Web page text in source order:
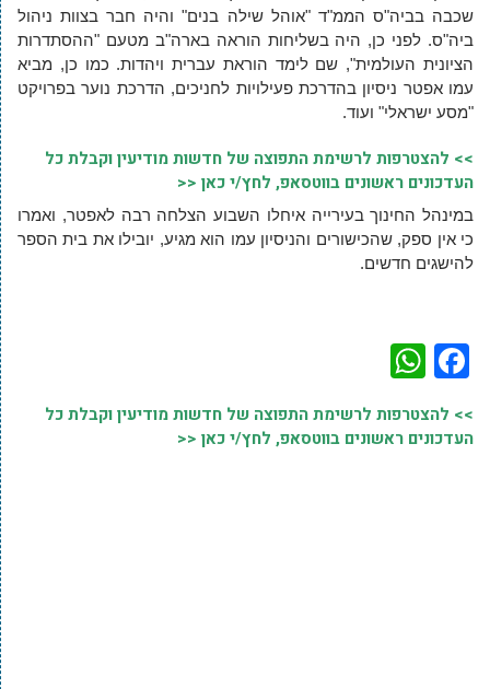
שכבה בביה"ס הממ"ד "אוהל שילה בנים" והיה חבר בצוות ניהול
ביה"ס. לפני כן, היה בשליחות הוראה בארה"ב מטעם "ההסתדרות
הציונית העולמית", שם לימד הוראת עברית ויהדות. כמו כן, מביא
עמו אפטר ניסיון בהדרכת פעילויות לחניכים, הדרכת נוער בפרויקט
"מסע ישראלי" ועוד.
>> להצטרפות לרשימת התפוצה של חדשות מודיעין וקבלת כל
העדכונים ראשונים בווטסאפ, לחץ/י כאן <<
במינהל החינוך בעירייה איחלו השבוע הצלחה רבה לאפטר, ואמרו
כי אין ספק, שהכישורים והניסיון עמו הוא מגיע, יובילו את בית הספר
להישגים חדשים.
Facebook
>> להצטרפות לרשימת התפוצה של חדשות מודיעין וקבלת כל
העדכונים ראשונים בווטסאפ, לחץ/י כאן <<